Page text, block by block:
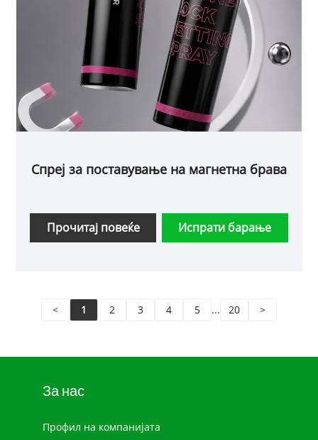
Спреј за поставување на магнетна брава
Прочитај повеќе Испрати барање
< 1 2 3 4 5 ... 20 >
За нас
Профил на компанијата